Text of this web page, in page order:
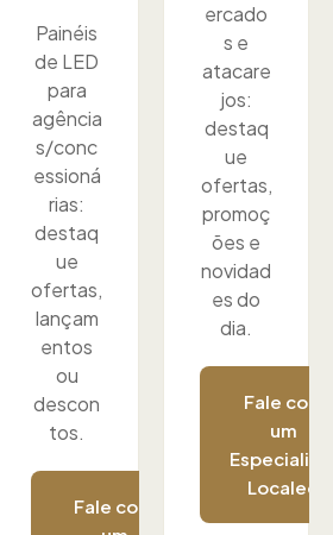
Painéis
de LED
para
agência
s/conc
essioná
rias:
destaq
ue
ofertas,
lançam
entos
ou
descon
tos.
Fale com
ercado
s e
atacare
jos:
destaq
ue
ofertas,
promoç
ões e
novidad
es do
dia.
Fale com
um
Localed